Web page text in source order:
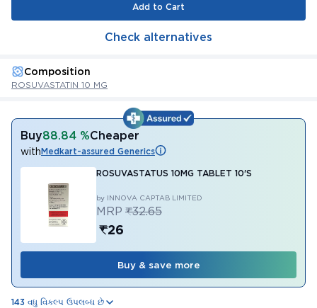
Add to Cart
Check alternatives
Composition
ROSUVASTATIN 10 MG
Buy88.84 %Cheaper
withMedkart-assured Generics
ROSUVASTATUS 10MG TABLET 10'S
by INNOVA CAPTAB LIMITED
MRP ₹32.65
₹26
Buy & save more
143 વધુ વિકલ્પ ઉપલબ્ધ છે